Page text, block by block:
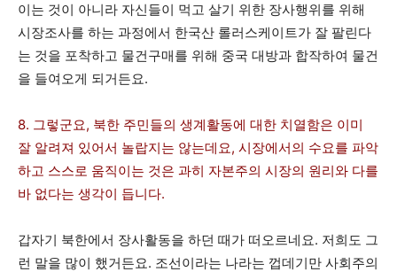
이는 것이 아니라 자신들이 먹고 살기 위한 장사행위를 위해
시장조사를 하는 과정에서 한국산 롤러스케이트가 잘 팔린다
는 것을 포착하고 물건구매를 위해 중국 대방과 합작하여 물건
을 들여오게 되거든요.
8. 그렇군요, 북한 주민들의 생계활동에 대한 치열함은 이미
잘 알려져 있어서 놀랍지는 않는데요, 시장에서의 수요를 파악
하고 스스로 움직이는 것은 과히 자본주의 시장의 원리와 다를
바 없다는 생각이 듭니다.
갑자기 북한에서 장사활동을 하던 때가 떠오르네요. 저희도 그
런 말을 많이 했거든요. 조선이라는 나라는 껍데기만 사회주의